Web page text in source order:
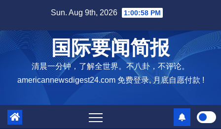
content
Sun. Aug 9th, 2026 1:00:58 PM
国际要闻简报
清晨一分钟，了解全世界。不八卦，不评论。
americannewsdigest24.com 免费登录, 月底自愿付款 !